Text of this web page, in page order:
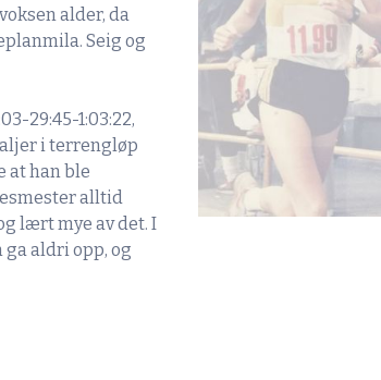
alder, da
Seig og
29:45-1:03:22,
i terrengløp
at han ble
alltid
lært mye av det. I
aldri opp, og